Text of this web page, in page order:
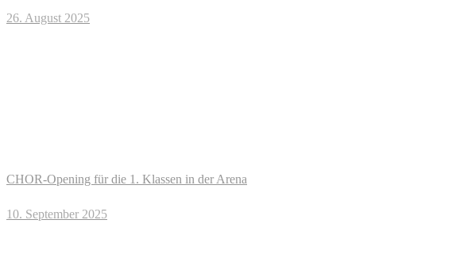
26. August 2025
CHOR-Opening für die 1. Klassen in der Arena
10. September 2025